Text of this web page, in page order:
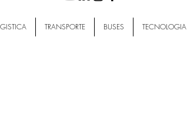
TRANSPORTE BUSES TECNOLOGIA